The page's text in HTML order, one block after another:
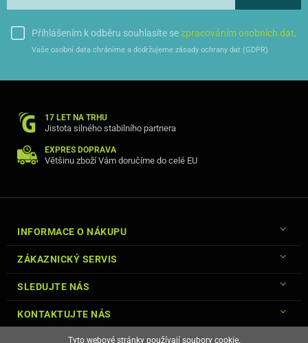
Přihlášením k odběru souhlasíte sezpracováním osobních dat.
Vaše osobní data chráníme a dodržujeme zásady ochrany dat (GDPR)
17 LET NA TRHU
Jistota silného stabilního partnera
EXPRES DOPRAVA
Většinu zboží Vám doručíme do celé EU
INFORMACE O NÁKUPU
ZÁKAZNICKÝ SERVIS
SLEDUJTE NÁS
KONTAKTUJTE NÁS
Tyto webové stránky používají soubory cookie.